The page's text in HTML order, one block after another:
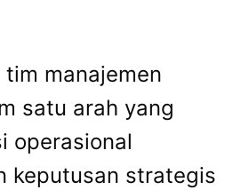
manajemen
satu arah yang
operasional
keputusan strategis